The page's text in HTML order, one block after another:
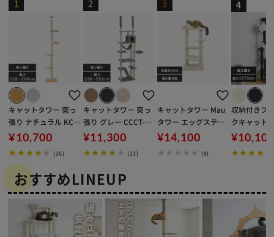
キャットタワー 突っ
張り ナチュラル KCC
T‐244
¥10,700
(26)
キャットタワー 突っ
張り グレー CCCT-40
60T
¥11,300
(23)
キャットタワー Mau
タワー エッグステッ
プ ベージュ mt-092
¥14,100
(0)
収納付きフ
クキャット
C-157 ダー
猫タワー お
おすすめLINEUP
※ご確認ください
カートに入れる 購入手続きへ